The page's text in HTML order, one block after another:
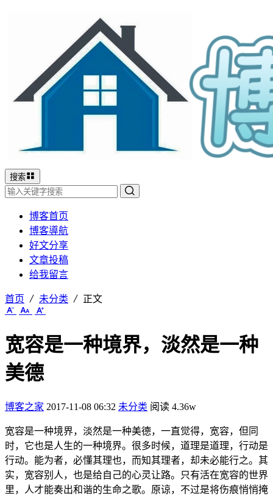
搜索
博客首页
博客導航
好文分享
文章投稿
给我留言
首页 未分类 正文
宽容是一种境界，淡然是一种
美德
博客之家 2017-11-08 06:32 未分类 阅读 4.36w
宽容是一种境界，淡然是一种美德，一直觉得，宽容，但同
时，它也是人生的一种境界。很多时候，道理是道理，行动是
行动。能为者，必懂其理也，而知其理者，却未必能行之。其
实，宽容别人，也是给自己的心灵让路。只有活在宽容的世界
里，人才能奏出和谐的生命之歌。原谅，不过是将伤痕悄悄掩